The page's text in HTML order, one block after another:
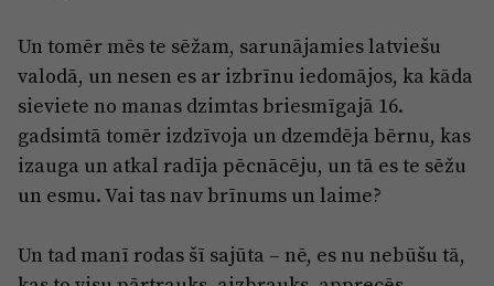
Un tomēr mēs te sēžam, sarunājamies latviešu
valodā, un nesen es ar izbrīnu iedomājos, ka kāda
sieviete no manas dzimtas briesmīgajā 16.
gadsimtā tomēr izdzīvoja un dzemdēja bērnu, kas
izauga un atkal radīja pēcnācēju, un tā es te sēžu
un esmu. Vai tas nav brīnums un laime?
Un tad manī rodas šī sajūta – nē, es nu nebūšu tā,